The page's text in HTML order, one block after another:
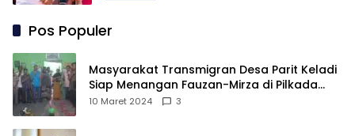
Pos Populer
Masyarakat Transmigran Desa Parit Keladi
Siap Menangan Fauzan-Mirza di Pilkada
Kubu Raya
10 Maret 2024 3